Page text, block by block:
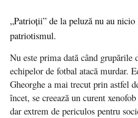
„Patrioții” de la peluză nu au nicio
patriotismul.
Nu este prima dată când grupările
echipelor de fotbal atacă murdar.
Gheorghe a mai trecut prin astfel
încet, se creează un curent
dar extrem de periculos pentru